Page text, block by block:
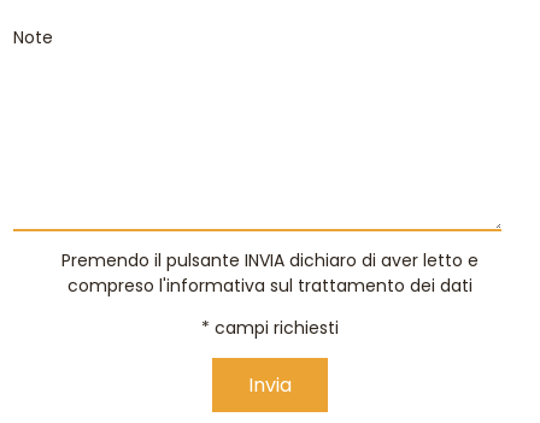
Note
Premendo il pulsante INVIA dichiaro di aver letto e
compreso l'informativa sul trattamento dei dati
* campi richiesti